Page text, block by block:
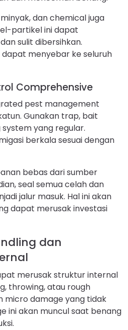
dan chemical juga
partikel ini dapat
sulit dibersihkan.
dapat menyebar ke seluruh
Comprehensive
pest management
Gunakan trap, bait
yang regular.
berkala sesuai dengan
bebas dari sumber
seal semua celah dan
jalur masuk. Hal ini akan
dapat merusak investasi
dan
merusak struktur internal
throwing, atau rough
micro damage yang tidak
ini akan muncul saat benang